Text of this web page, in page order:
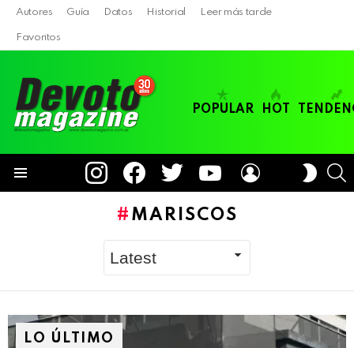
Autores Guía Datos Historial Leer más tarde
Favoritos
POPULAR HOT
instagramfacebooktwitter youtube
SKIN
MARISCOS
LO ÚLTIMO